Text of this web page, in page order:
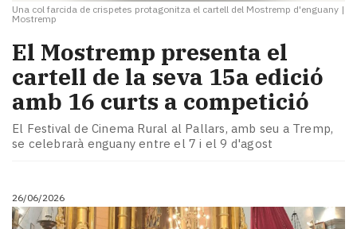
Una col farcida de crispetes protagonitza el cartell del Mostremp d'enguany |
Mostremp
El Mostremp presenta el
cartell de la seva 15a edició
amb 16 curts a competició
El Festival de Cinema Rural al Pallars, amb seu a Tremp,
se celebrarà enguany entre el 7 i el 9 d'agost
26/06/2026